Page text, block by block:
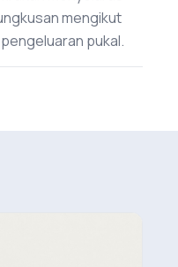
mengikut
pukal.